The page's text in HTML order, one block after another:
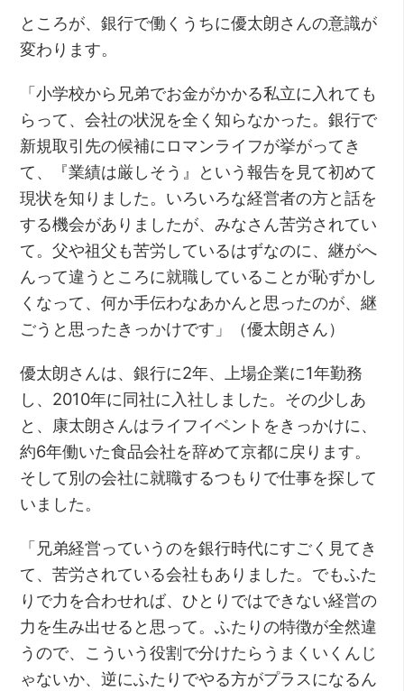
ところが、銀行で働くうちに優太朗さんの意識が
変わります。
「小学校から兄弟でお金がかかる私立に入れても
らって、会社の状況を全く知らなかった。銀行で
新規取引先の候補にロマンライフが挙がってき
て、『業績は厳しそう』という報告を見て初めて
現状を知りました。いろいろな経営者の方と話を
する機会がありましたが、みなさん苦労されてい
て。父や祖父も苦労しているはずなのに、継がへ
んって違うところに就職していることが恥ずかし
くなって、何か手伝わなあかんと思ったのが、継
ごうと思ったきっかけです」（優太朗さん）
優太朗さんは、銀行に2年、上場企業に1年勤務
し、2010年に同社に入社しました。その少しあ
と、康太朗さんはライフイベントをきっかけに、
約6年働いた食品会社を辞めて京都に戻ります。
そして別の会社に就職するつもりで仕事を探して
いました。
「兄弟経営っていうのを銀行時代にすごく見てき
て、苦労されている会社もありました。でもふた
りで力を合わせれば、ひとりではできない経営の
力を生み出せると思って。ふたりの特徴が全然違
うので、こういう役割で分けたらうまくいくんじ
ゃないか、逆にふたりでやる方がプラスになるん